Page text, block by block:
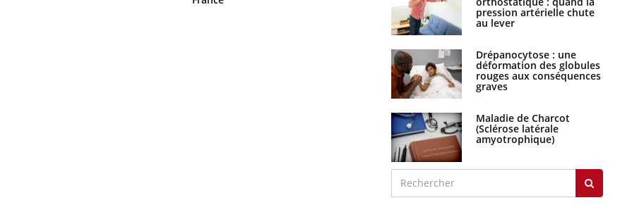
pression artérielle chute
au lever
Drépanocytose : une
déformation des globules
rouges aux conséquences
graves
Maladie de Charcot
(Sclérose latérale
amyotrophique)